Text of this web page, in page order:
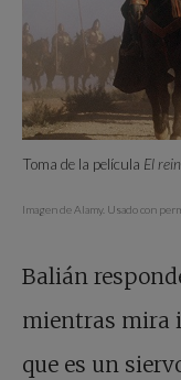
Toma de la película El
Imagen de Alamy. Usado con
Balián
mientras mira
que es un